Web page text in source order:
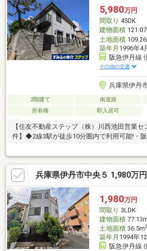
許可を受けなければなりません■ ご希望の住
します ━━━━━・・・物件の詳細・ご相談
わせください。
5,980万円
間取り 4SDK
建物面積
土地面積
築年月 1996年4
阪急伊丹線
その他の交通
兵庫県伊丹
2階建て 南道路
所有権
即入居可
【住友不動産ステップ（株）川西池田営業
件】◆2線3駅が徒歩10分圏内で利用可能!・阪
駅」徒歩10分◆積水ハウス施工・軽量鉄骨
つき日当たり良好です!◆土地面積：129.75㎡
記土地面積には通路面積20.49㎡（約6.19坪
4SDK!◆納戸・ウォークインクローゼットあ
兵庫県伊丹市中央５ 1,980万
1,980万円
間取り 3LDK
建物面積
土地面積36.5m2
築年月 1994年
阪急伊丹線